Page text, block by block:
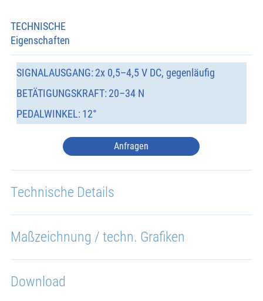
TECHNISCHE
Eigenschaften
SIGNALAUSGANG: 2x 0,5–4,5 V DC, gegenläufig
BETÄTIGUNGSKRAFT: 20–34 N
PEDALWINKEL: 12°
Anfragen
Technische Details
Maßzeichnung / techn. Grafiken
Download